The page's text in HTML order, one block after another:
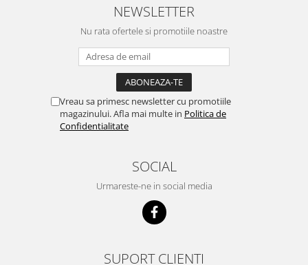
NEWSLETTER
Nu rata ofertele si promotiile noastre
Vreau sa primesc newsletter cu promotiile
magazinului. Afla mai multe in Politica de
Confidentialitate
SOCIAL
Urmareste-ne in social media
SUPORT CLIENTI